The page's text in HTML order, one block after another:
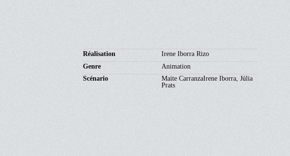
Réalisation
Irene Iborra Rizo
Genre
Animation
Scénario
Maite CarranzaIrene Iborra, Júlia
Prats